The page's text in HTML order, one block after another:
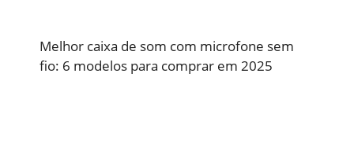
Melhor caixa de som com microfone sem
fio: 6 modelos para comprar em 2025